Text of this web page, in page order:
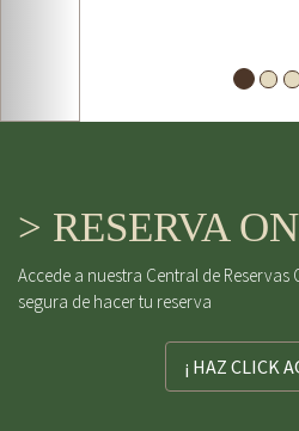
> RESERVA
Accede a nuestra Central de
segura de hacer tu reserva
¡ HAZ CLICK